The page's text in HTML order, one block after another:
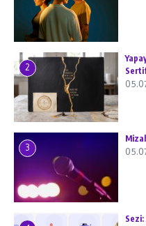
2
3